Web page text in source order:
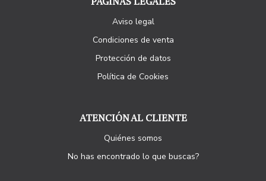
Aviso legal
Condiciones de venta
Protección de datos
Política de Cookies
ATENCIÓN AL CLIENTE
Quiénes somos
No has encontrado lo que buscas?